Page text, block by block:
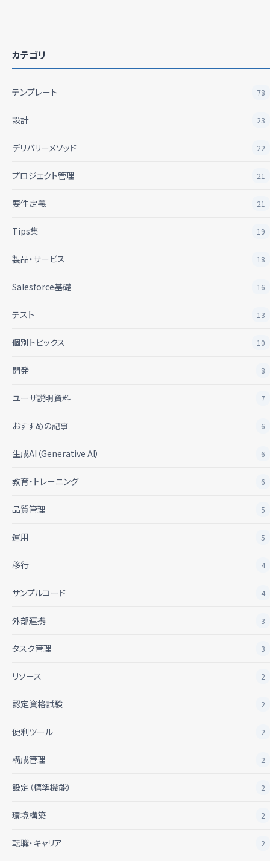
カテゴリ
テンプレート 78
設計 23
デリバリーメソッド 22
プロジェクト管理 21
要件定義 21
Tips集 19
製品・サービス 18
Salesforce基礎 16
テスト 13
個別トピックス 10
開発 8
ユーザ説明資料 7
おすすめの記事 6
生成AI（Generative AI） 6
教育・トレーニング 6
品質管理 5
運用 5
移行 4
サンプルコード 4
外部連携 3
タスク管理 3
リソース 2
認定資格試験 2
便利ツール 2
構成管理 2
設定（標準機能） 2
環境構築 2
転職・キャリア 2